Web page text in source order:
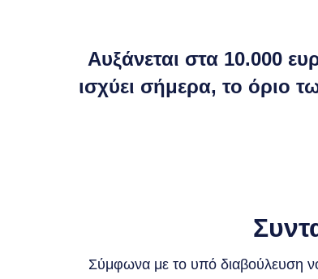
Αυξάνεται στα 10.000
ισχύει σήμερα, το όριο
Σύμφωνα με το υπό διαβούλευση